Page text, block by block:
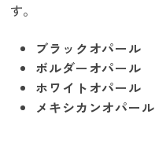
す。
ブラックオパール
ボルダーオパール
ホワイトオパール
メキシカンオパール